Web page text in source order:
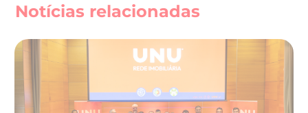
Notícias relacionadas